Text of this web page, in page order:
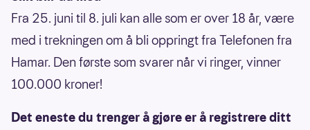
Fra 25. juni til 8. juli kan alle som er over 18 år, være
med i trekningen om å bli oppringt fra Telefonen fra
Hamar. Den første som svarer når vi ringer, vinner
100.000 kroner!
Det eneste du trenger å gjøre er å registrere ditt